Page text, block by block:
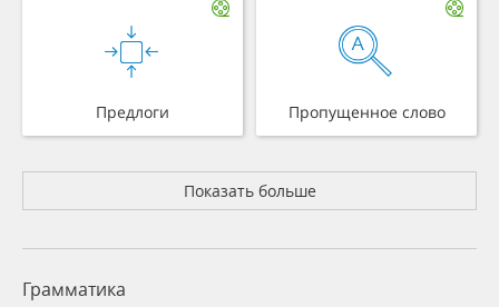
Предлоги Пропущенное слово
Показать больше
Грамматика